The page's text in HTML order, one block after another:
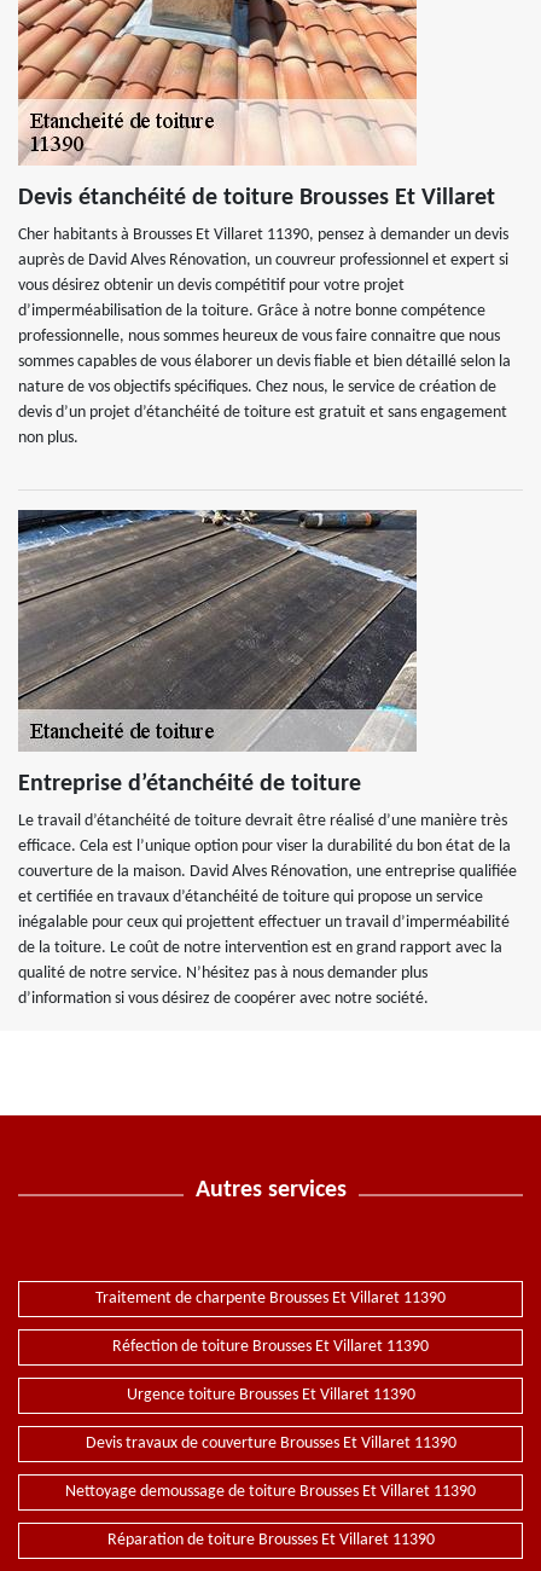
Devis étanchéité de toiture Brousses Et Villaret
Cher habitants à Brousses Et Villaret 11390, pensez à demander un devis
auprès de David Alves Rénovation, un couvreur professionnel et expert si
vous désirez obtenir un devis compétitif pour votre projet
d’imperméabilisation de la toiture. Grâce à notre bonne compétence
professionnelle, nous sommes heureux de vous faire connaitre que nous
sommes capables de vous élaborer un devis fiable et bien détaillé selon la
nature de vos objectifs spécifiques. Chez nous, le service de création de
devis d’un projet d’étanchéité de toiture est gratuit et sans engagement
non plus.
Entreprise d’étanchéité de toiture
Le travail d’étanchéité de toiture devrait être réalisé d’une manière très
efficace. Cela est l’unique option pour viser la durabilité du bon état de la
couverture de la maison. David Alves Rénovation, une entreprise qualifiée
et certifiée en travaux d’étanchéité de toiture qui propose un service
inégalable pour ceux qui projettent effectuer un travail d’imperméabilité
de la toiture. Le coût de notre intervention est en grand rapport avec la
qualité de notre service. N’hésitez pas à nous demander plus
d’information si vous désirez de coopérer avec notre société.
Autres services
Traitement de charpente Brousses Et Villaret 11390
Réfection de toiture Brousses Et Villaret 11390
Urgence toiture Brousses Et Villaret 11390
Devis travaux de couverture Brousses Et Villaret 11390
Nettoyage demoussage de toiture Brousses Et Villaret 11390
Réparation de toiture Brousses Et Villaret 11390